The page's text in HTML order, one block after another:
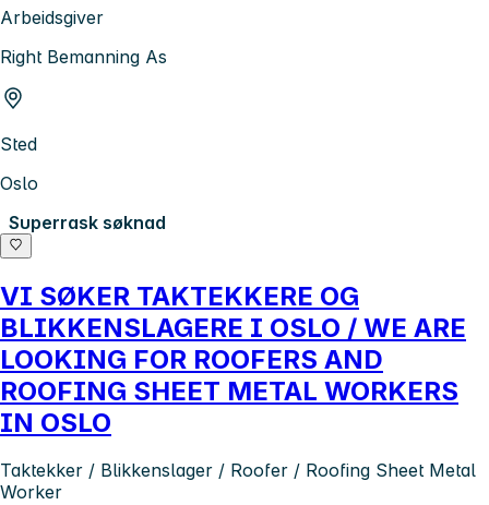
Arbeidsgiver
Right Bemanning As
Sted
Oslo
Superrask søknad
VI SØKER TAKTEKKERE OG
BLIKKENSLAGERE I OSLO / WE ARE
LOOKING FOR ROOFERS AND
ROOFING SHEET METAL WORKERS
IN OSLO
Taktekker / Blikkenslager / Roofer / Roofing Sheet Metal
Worker